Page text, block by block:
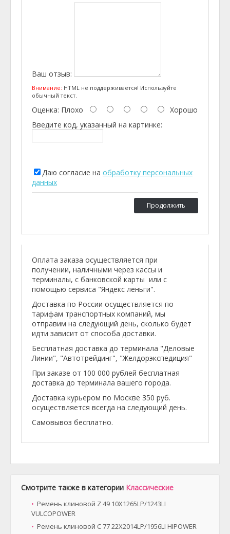
Ваш отзыв:
Внимание: HTML не поддерживается! Используйте
обычный текст.
Оценка: Плохо
Хорошо
Введите код, указанный на картинке:
Даю согласие на обработку персональных
данных
Продолжить
Оплата заказа осуществляется при
получении, наличными через кассы и
терминалы, с банковской карты или с
помощью сервиса "Яндекс леньги".
Доставка по России осуществляется по
тарифам транспортных компаний, мы
отправим на следующий день, сколько будет
идти зависит от способа доставки.
Бесплатная доставка до терминала "Деловые
Линии", "Автотрейдинг", "Желдорэкспедиция"
При заказе от 100 000 рублей бесплатная
доставка до терминала вашего города.
Доставка курьером по Москве 350 руб.
осуществляется всегда на следующий день.
Самовывоз бесплатно.
Смотрите также в категории Классические
Ремень клиновой Z 49 10X1265LP/1243LI
VULCOPOWER
Ремень клиновой C 77 22X2014LP/1956LI HIPOWER